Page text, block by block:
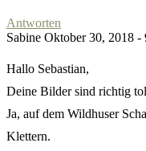
Antworten
Sabine Oktober 30, 2018 -
Hallo Sebastian,
Deine Bilder sind richtig
Ja, auf dem Wildhuser
Klettern.